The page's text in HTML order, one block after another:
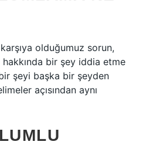
olduğumuz sorun,
bir şey iddia etme
şeyi başka bir şeyden
açısından aynı